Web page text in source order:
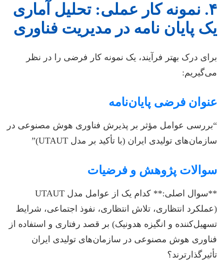
۴. نمونه کار عملی: تحلیل آماری
یک پایان نامه در مدیریت فناوری
برای درک بهتر فرآیند، یک نمونه کار فرضی را در نظر
می‌گیریم:
عنوان فرضی پایان‌نامه
“بررسی عوامل مؤثر بر پذیرش فناوری هوش مصنوعی در
سازمان‌های تولیدی ایران (با تأکید بر مدل UTAUT)”
سوالات پژوهش و فرضیات
**سوال اصلی:** کدام یک از عوامل مدل UTAUT
(عملکرد انتظاری، تلاش انتظاری، نفوذ اجتماعی، شرایط
تسهیل‌کننده و انگیزه هدونیک) بر قصد رفتاری و استفاده از
فناوری هوش مصنوعی در سازمان‌های تولیدی ایران
تأثیرگذارترند؟